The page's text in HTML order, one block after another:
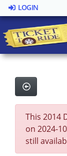
LOGIN
This 2014
on 2024-
still